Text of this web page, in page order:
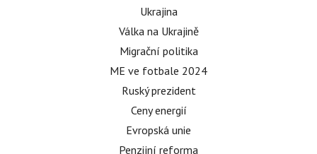
Ukrajina
Válka na Ukrajině
Migrační politika
ME ve fotbale 2024
Ruský prezident
Ceny energií
Evropská unie
Penzijní reforma